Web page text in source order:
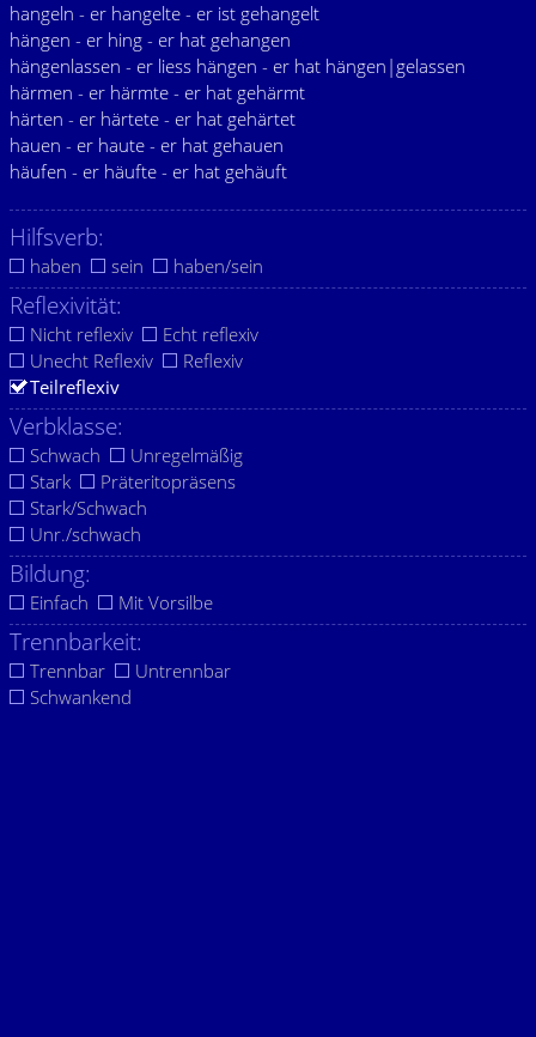
hangeln - er hangelte - er ist gehangelt
hängen - er hing - er hat gehangen
hängenlassen - er liess hängen - er hat hängen|gelassen
härmen - er härmte - er hat gehärmt
härten - er härtete - er hat gehärtet
hauen - er haute - er hat gehauen
häufen - er häufte - er hat gehäuft
Hilfsverb:
haben sein haben/sein
Reflexivität:
Nicht reflexiv
Echt reflexiv
Unecht Reflexiv
Reflexiv
Teilreflexiv
Verbklasse:
Schwach
Unregelmäßig
Stark
Präteritopräsens
Stark/Schwach
Unr./schwach
Bildung:
Einfach Mit Vorsilbe
Trennbarkeit:
Trennbar
Untrennbar
Schwankend